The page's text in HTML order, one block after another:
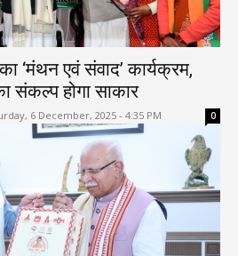
‘मंथन एवं संवाद’ कार्यक्रम,
संकल्प होगा साकार
6 December, 2025 - 4:35 PM 0